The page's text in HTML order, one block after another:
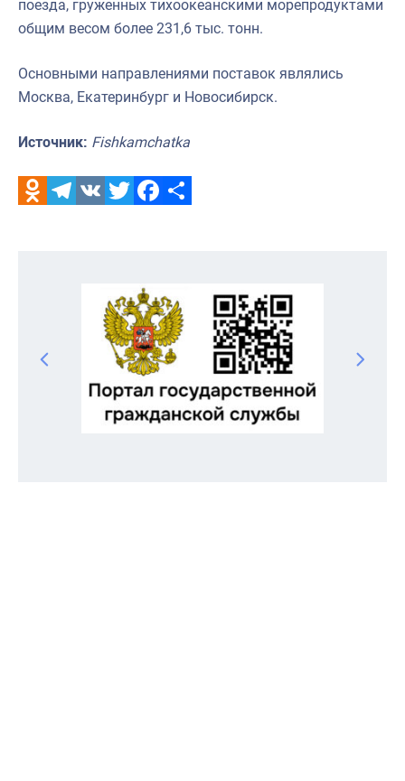
поезда, груженных тихоокеанскими морепродуктами
общим весом более 231,6 тыс. тонн.
Основными направлениями поставок являлись
Москва, Екатеринбург и Новосибирск.
Источник: Fishkamchatka